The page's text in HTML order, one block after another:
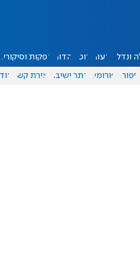
ונדל"ן דעות אוכל יהדות הפקות וסיקורים
ספורט פורומים אתר ישיבה יצירת קשר עוד